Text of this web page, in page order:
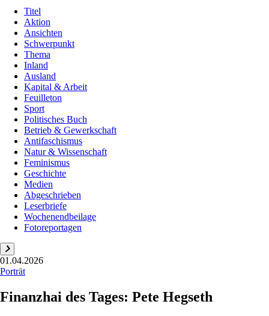
Titel
Aktion
Ansichten
Schwerpunkt
Thema
Inland
Ausland
Kapital & Arbeit
Feuilleton
Sport
Politisches Buch
Betrieb & Gewerkschaft
Antifaschismus
Natur & Wissenschaft
Feminismus
Geschichte
Medien
Abgeschrieben
Leserbriefe
Wochenendbeilage
Fotoreportagen
01.04.2026
Porträt
Finanzhai des Tages: Pete Hegseth